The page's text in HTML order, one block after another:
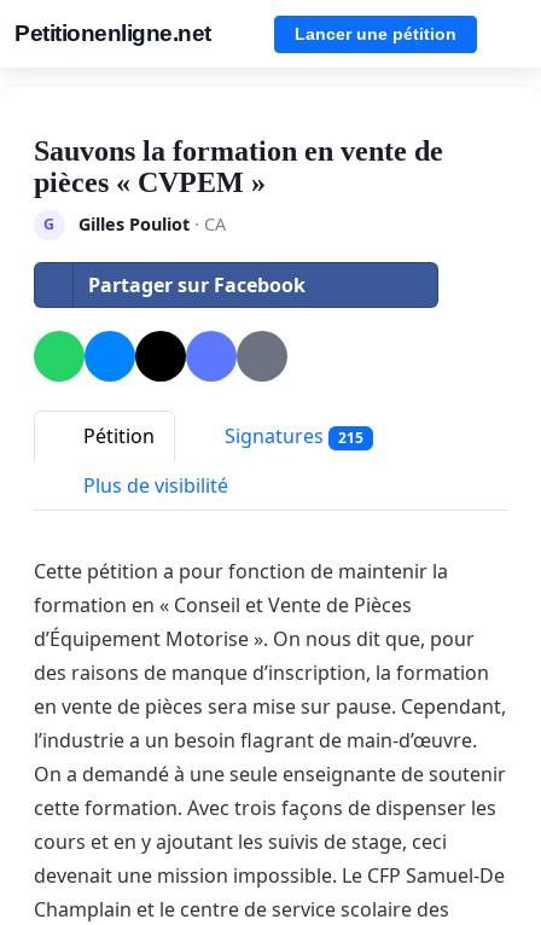
Petitionenligne.net Lancer une pétition
Sauvons la formation en vente de
pièces « CVPEM »
G Gilles Pouliot· CA
Partager sur Facebook
Pétition Signatures 215
Plus de visibilité
Cette pétition a pour fonction de maintenir la
formation en « Conseil et Vente de Pièces
d’Équipement Motorise». On nous dit que, pour
des raisons de manque d’inscription, la formation
en vente de pièces sera mise sur pause. Cependant,
l’industrie a un besoin flagrant de main-d’œuvre.
On a demandé à une seule enseignante de soutenir
cette formation. Avec trois façons de dispenser les
cours et en y ajoutant les suivis de stage, ceci
devenait une mission impossible. Le CFP Samuel-De
Champlain et le centre de service scolaire des